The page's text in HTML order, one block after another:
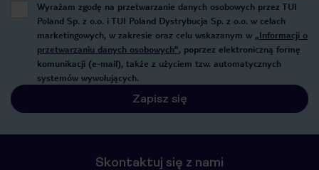
Wyrażam zgodę na przetwarzanie danych osobowych przez TUI
Poland Sp. z o.o. i TUI Poland Dystrybucja Sp. z o.o. w celach
marketingowych, w zakresie oraz celu wskazanym w „Informacji o
przetwarzaniu danych osobowych”, poprzez elektroniczną formę
komunikacji (e-mail), także z użyciem tzw. automatycznych
systemów wywołujących.
Zapisz się
Skontaktuj się z nami